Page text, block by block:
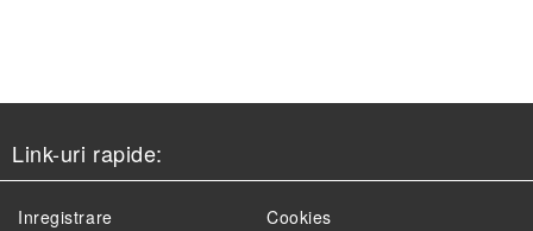
Link-uri rapide:
Inregistrare
Cookies